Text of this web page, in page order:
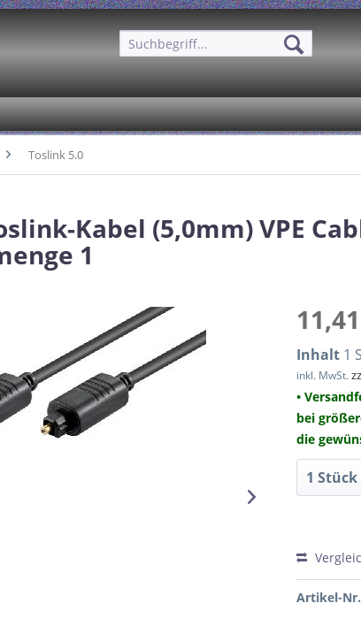
Toslink 5.0
Kabel (5,0mm) VPE
1
Inhalt 1
inkl. MwSt.
•
bei
die
Artikel-